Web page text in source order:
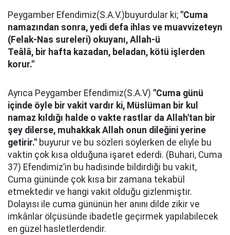
Peygamber Efendimiz(S.A.V.)buyurdular ki; "Cuma
namazından sonra, yedi defa ihlas ve muavvizeteyn
(Felak-Nas sureleri) okuyanı, Allah-ü
Teâlâ, bir hafta kazadan, beladan, kötü işlerden
korur."
Ayrıca Peygamber Efendimiz(S.A.V) "Cuma günü
içinde öyle bir vakit vardır ki, Müslüman bir kul
namaz kıldığı halde o vakte rastlar da Allah'tan bir
şey dilerse, muhakkak Allah onun dileğini yerine
getirir." buyurur ve bu sözleri söylerken de eliyle bu
vaktin çok kısa olduğuna işaret ederdi. (Buhari, Cuma
37) Efendimiz’in bu hadisinde bildirdiği bu vakit,
Cuma gününde çok kısa bir zamana tekabül
etmektedir ve hangi vakit olduğu gizlenmiştir.
Dolayısı ile cuma gününün her anını dilde zikir ve
imkânlar ölçüsünde ibadetle geçirmek yapılabilecek
en güzel hasletlerdendir.